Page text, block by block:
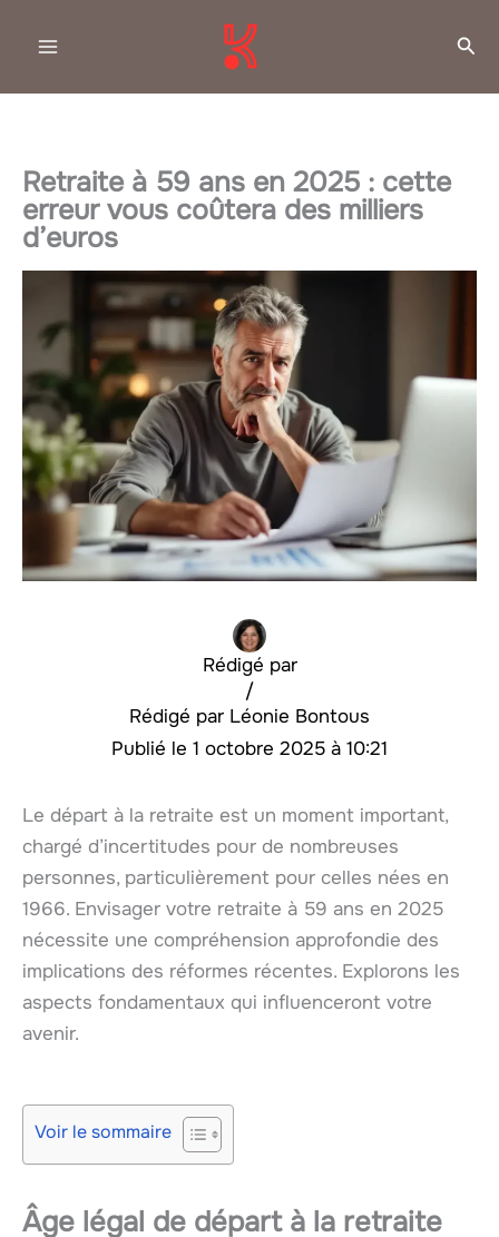
Retraite à 59 ans en 2025 : cette
erreur vous coûtera des milliers
d’euros
Rédigé par
Léonie Bontous
/
1 octobre 2025 à 10:21
Le départ à la retraite est un moment important,
chargé d’incertitudes pour de nombreuses
personnes, particulièrement pour celles nées en
1966. Envisager votre retraite à 59 ans en 2025
nécessite une compréhension approfondie des
implications des réformes récentes. Explorons les
aspects fondamentaux qui influenceront votre
avenir.
Voir le sommaire
Âge légal de départ à la retraite